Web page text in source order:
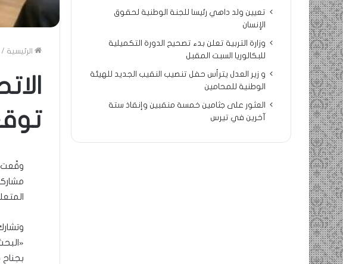
الرئيسية /
وقّعت
تعيين ولد داهي رئيسا للجنة الوطنية لحقوق
الإنسان
وزارة التربية تعلن بدء تصحيح الدورة التكميلية
للبكالوريا السبت المقبل
و زير العدل يترأس حفل تنصيب النقيب الجديد للهيئة
الوطنية للمحامين
العثور على جثامين خمسة منقبين وإنقاذ ستة
آخرين في تيرس